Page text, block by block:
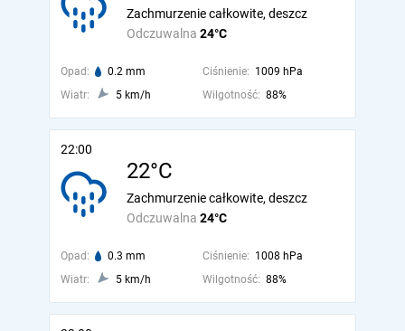
Odczuwalna 24°C
Zachmurzenie całkowite, deszcz
Opad: 0.2 mm Ciśnienie: 1009 hPa
Wiatr:
5 km/h Wilgotność: 88%
22:00
22°C
Odczuwalna 24°C
Zachmurzenie całkowite, deszcz
Opad: 0.3 mm Ciśnienie: 1008 hPa
Wiatr:
5 km/h Wilgotność: 88%